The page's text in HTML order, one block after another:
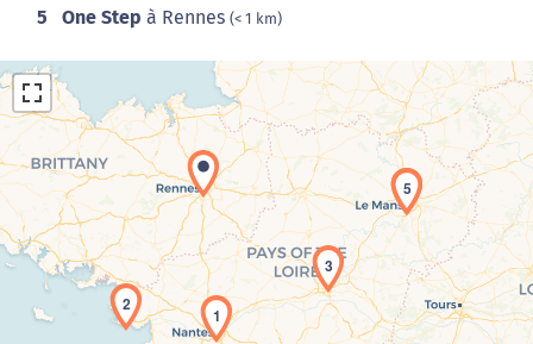
5 One Step à Rennes (< 1 km)
Chargement de la carte en cours...
1
2
3
4
5